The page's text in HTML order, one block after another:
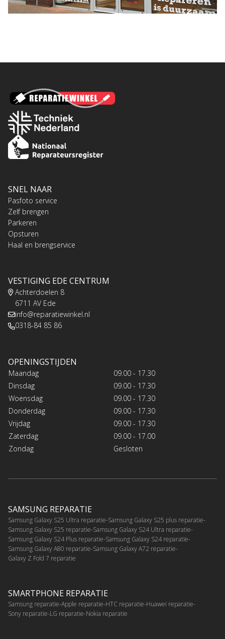
SNEL NAAR
Pasfoto service
Zelf brengen
Parkeren
Opsturen
Haal en brengservice
VESTIGING EDE CENTRUM
Achterdoelen 8
6711 AV Ede
info@reparatiewinkel.nl
0318-84 85 86
OPENINGSTIJDEN
Maandag
09.00 - 17.30
Dinsdag
09.00 - 17.30
Woensdag
09.00 - 17.30
Donderdag
09.00 - 17.30
Vrijdag
09.00 - 17.30
Zaterdag
09.00 - 17.00
Zondag
Gesloten
SAMSUNG REPARATIE
Samsung Galaxy S25 Ultra reparatie Samsung Galaxy S25 plus reparatie
Samsung Galaxy S25 reparatie Samsung Galaxy S24 Ultra reparatie
Samsung Galaxy S24 Plus reparatie Samsung Galaxy S24 reparatie
Samsung Galaxy A80 reparatie Samsung Galaxy A72 reparatie
Galaxy Z Fold 7 reparatie
SMARTPHONE REPARATIE
Samsung reparatie Apple reparatie HTC reparatie Huawei reparatie
Sony reparatie LG reparatie Nokia reparatie